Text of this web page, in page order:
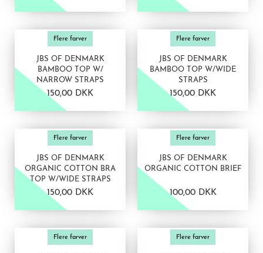
Flere farver
JBS OF DENMARK
BAMBOO TOP W/
NARROW STRAPS
150,00 DKK
Flere farver
JBS OF DENMARK
BAMBOO TOP W/WIDE
STRAPS
150,00 DKK
Flere farver
JBS OF DENMARK
ORGANIC COTTON BRA
TOP W/WIDE STRAPS
150,00 DKK
Flere farver
JBS OF DENMARK
ORGANIC COTTON BRIEF
100,00 DKK
Flere farver Flere farver